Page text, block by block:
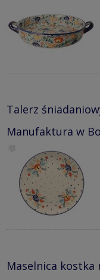
Talerz
Manufaktura w
Maselnica kostka